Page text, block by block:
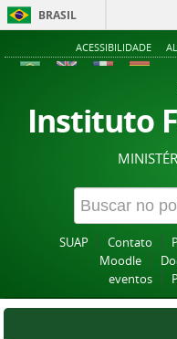
BRASIL
ACESSIBILIDADE
Instituto
SUAP Contato
Moodle
eventos